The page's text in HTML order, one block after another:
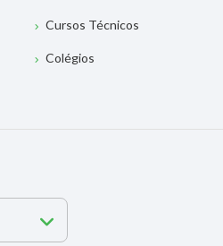
Cursos Técnicos
Colégios